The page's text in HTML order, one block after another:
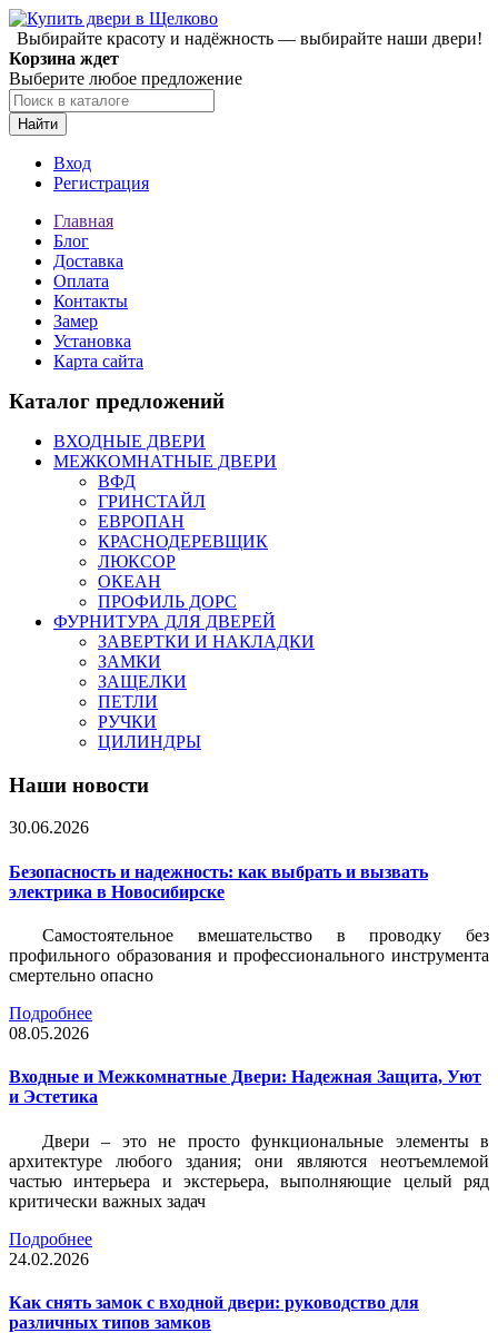
Выбирайте красоту и надёжность — выбирайте наши двери!
Корзина ждет
Выберите любое предложение
Найти
Вход
Регистрация
Главная
Блог
Доставка
Оплата
Контакты
Замер
Установка
Карта сайта
Каталог предложений
ВХОДНЫЕ ДВЕРИ
МЕЖКОМНАТНЫЕ ДВЕРИ
ВФД
ГРИНСТАЙЛ
ЕВРОПАН
КРАСНОДЕРЕВЩИК
ЛЮКСОР
ОКЕАН
ПРОФИЛЬ ДОРС
ФУРНИТУРА ДЛЯ ДВЕРЕЙ
ЗАВЕРТКИ И НАКЛАДКИ
ЗАМКИ
ЗАЩЕЛКИ
ПЕТЛИ
РУЧКИ
ЦИЛИНДРЫ
Наши новости
30.06.2026
Безопасность и надежность: как выбрать и вызвать
электрика в Новосибирске
Самостоятельное вмешательство в проводку без
профильного образования и профессионального инструмента
смертельно опасно
Подробнее
08.05.2026
Входные и Межкомнатные Двери: Надежная Защита, Уют
и Эстетика
Двери – это не просто функциональные элементы в
архитектуре любого здания; они являются неотъемлемой
частью интерьера и экстерьера, выполняющие целый ряд
критически важных задач
Подробнее
24.02.2026
Как снять замок с входной двери: руководство для
различных типов замков